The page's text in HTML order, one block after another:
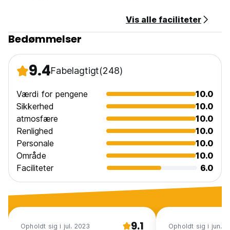
Vis alle faciliteter
Bedømmelser
9.4Fabelagtigt(248)
Værdi for pengene
10.0
Sikkerhed
10.0
atmosfære
10.0
Renlighed
10.0
Personale
10.0
Område
10.0
Faciliteter
6.0
Opholdt sig i jul. 2023 9.1 Opholdt sig i jun.